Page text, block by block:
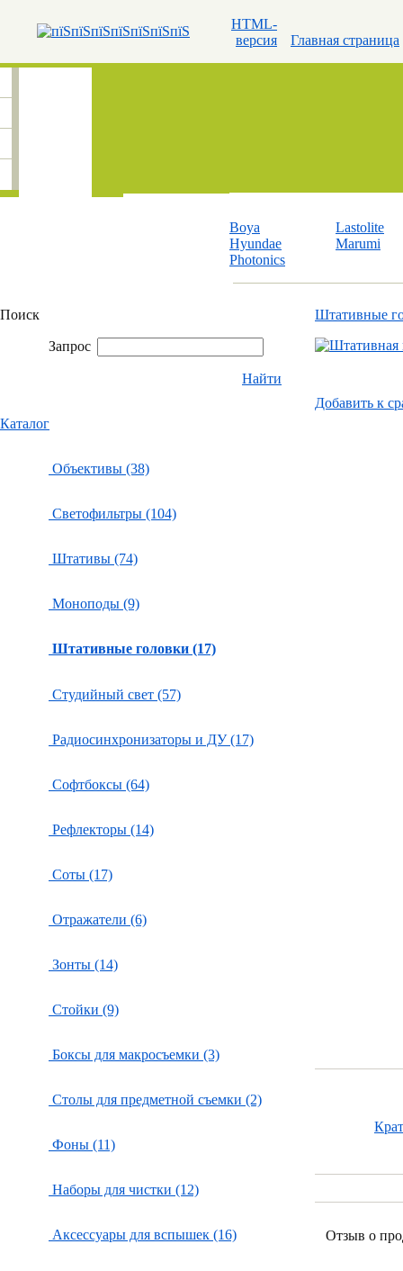
HTML-
версия
Главная страница
Boya
Hyundae
Photonics
Lastolite
Marumi
Поиск
Запрос
Найти
Каталог
Объективы (38)
Светофильтры (104)
Штативы (74)
Моноподы (9)
Штативные головки (17)
Студийный свет (57)
Радиосинхронизаторы и ДУ (17)
Софтбоксы (64)
Рефлекторы (14)
Соты (17)
Отражатели (6)
Зонты (14)
Стойки (9)
Боксы для макросъемки (3)
Столы для предметной съемки (2)
Фоны (11)
Наборы для чистки (12)
Аксессуары для вспышек (16)
Штативные
Добавить к
Отзыв о